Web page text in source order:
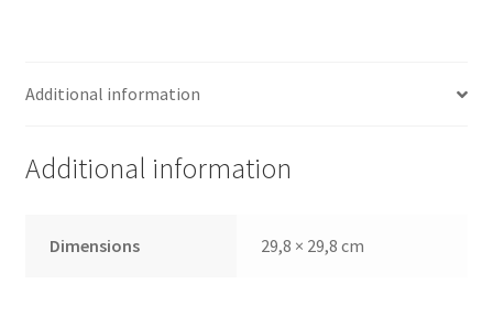
Additional information
Additional information
Dimensions 29,8 × 29,8 cm